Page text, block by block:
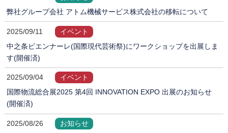
弊社グループ会社 アトム機械サービス株式会社の移転について
2025/09/11
イベント
中之条ビエンナーレ(国際現代芸術祭)にワークショップを出展しま
す(開催済)
2025/09/04
イベント
国際物流総合展2025 第4回 INNOVATION EXPO 出展のお知らせ
(開催済)
2025/08/26
お知らせ